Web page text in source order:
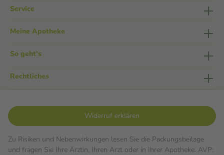
Service
Meine Apotheke
So geht's
Rechtliches
Widerruf erklären
Zu Risiken und Nebenwirkungen lesen Sie die Packungsbeilage
und fragen Sie Ihre Ärztin, Ihren Arzt oder in Ihrer Apotheke. AVP: